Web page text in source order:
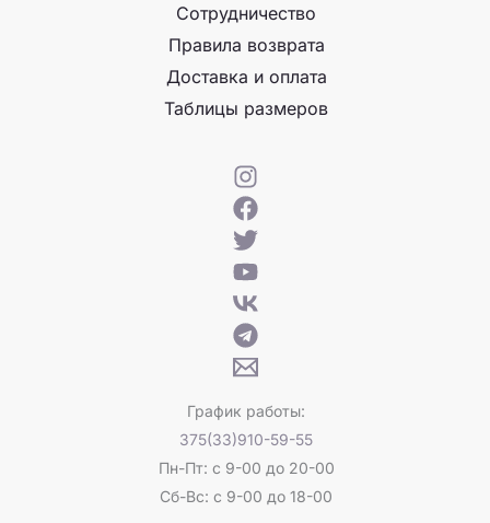
Сотрудничество
Правила возврата
Доставка и оплата
Таблицы размеров
График работы:
375(33)910-59-55
Пн-Пт: с 9-00 до 20-00
Сб-Вс: с 9-00 до 18-00